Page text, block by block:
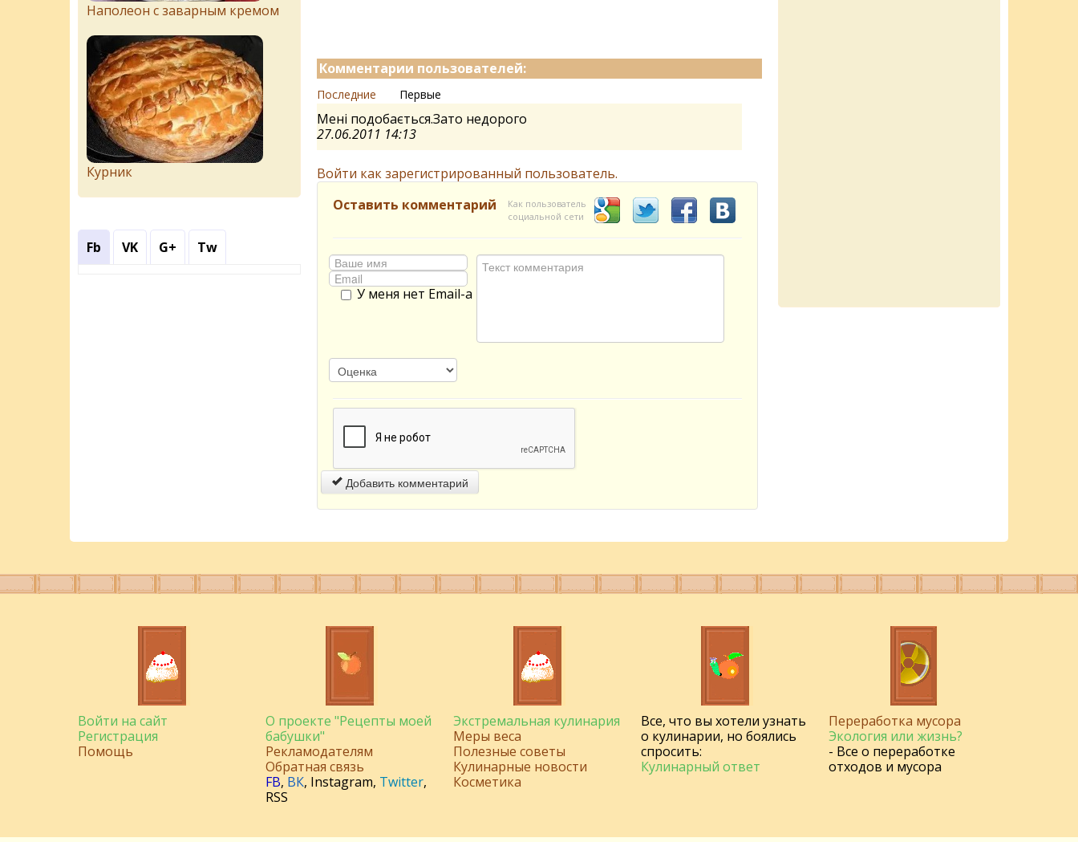
Комментарии пользователей:
Последние Первые
Мені подобається.Зато недорого
27.06.2011 14:13
Войти как зарегистрированный пользователь.
Оставить комментарий
Как пользователь
социальной сети
У меня нет Email-а
Добавить комментарий
Наполеон с заварным кремом
Курник
Fb VK G+ Tw
Войти на сайт
Регистрация
Помощь
О проекте "Рецепты моей
бабушки"
Рекламодателям
Обратная связь
FB, ВК, Instagram, Twitter,
RSS
Экстремальная кулинария
Меры веса
Полезные советы
Кулинарные новости
Косметика
Все, что вы хотели узнать
о кулинарии, но боялись
спросить:
Кулинарный ответ
Переработка мусора
Экология или жизнь?
- Все о переработке
отходов и мусора